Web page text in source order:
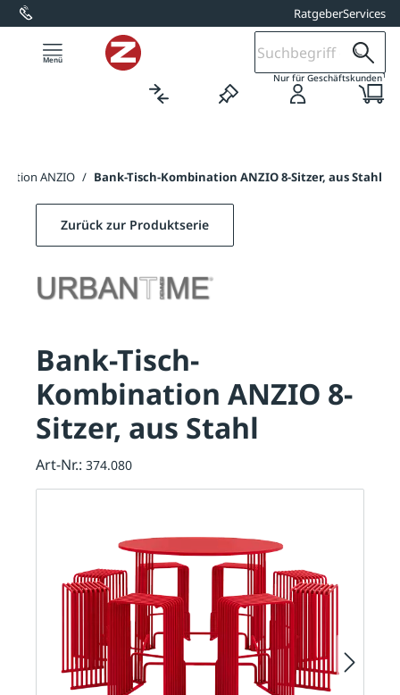
springen RatgeberServices
Nur für Geschäftskunden1
ANZIO / Bank-Tisch-Kombination ANZIO 8-Sitzer, aus Stahl
Zurück zur Produktserie
Bank-Tisch-
Kombination ANZIO 8-
Sitzer, aus Stahl
Art-Nr.: 374.080